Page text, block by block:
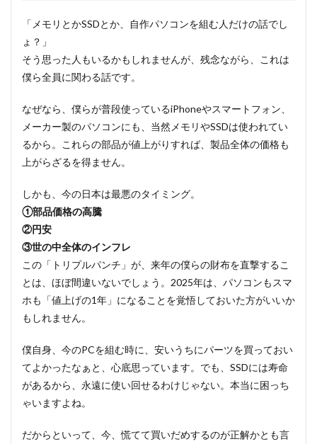
「メモリとかSSDとか、自作パソコンを組む人だけの話でし
ょ？」
そう思った人もいるかもしれませんが、残念ながら、これは
僕ら全員に関わる話です。
なぜなら、僕らが普段使っているiPhoneやスマートフォン、
メーカー製のパソコンにも、当然メモリやSSDは使われてい
るから。これらの部品が値上がりすれば、製品全体の価格も
上がらざるを得ません。
しかも、今の日本は最悪のタイミング。
①部品価格の高騰
②円安
③世の中全体のインフレ
この「トリプルパンチ」が、来年の僕らの財布を直撃するこ
とは、ほぼ間違いないでしょう。2025年は、パソコンもスマ
ホも「値上げの1年」になることを覚悟しておいた方がいいか
もしれません。
僕自身、今のPCを組む時に、安いうちにパーツを買っておい
てよかったなぁと、心底思っています。でも、SSDには寿命
があるから、永遠に使い回せるわけじゃない。本当に困っち
ゃいますよね。
だからといって、今、慌てて買いだめするのが正解かとも言